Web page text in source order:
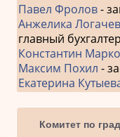
Павел Фролов-
Анжелика
главный бухгалтер
Константин
Максим Похил -
Екатерина
Комитет по